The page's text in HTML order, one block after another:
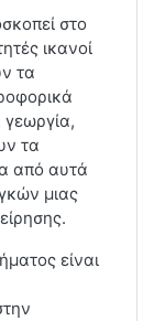
στο
ικανοί
τα
τα
από αυτά
μιας
είναι